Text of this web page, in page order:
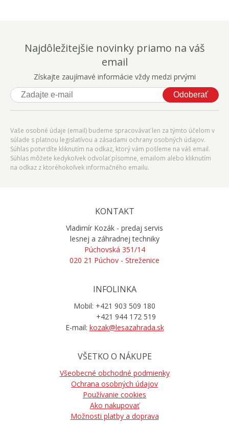
Najdôležitejšie novinky priamo na váš
email
Získajte zaujímavé informácie vždy medzi prvými
Odoberať
Vaše osobné údaje (email) budeme spracovávať len za týmto účelom v
súlade s platnou legislatívou a zásadami ochrany osobných údajov.
Súhlas potvrdíte kliknutím na odkaz, ktorý vám pošleme na váš email.
Súhlas môžete kedykoľvek odvolať písomne, emailom alebo kliknutím
na odkaz z ktoréhokoľvek informačného emailu.
KONTAKT
Vladimír Kozák - predaj servis
lesnej a záhradnej techniky
Púchovská 351/14
020 21 Púchov - Streženice
INFOLINKA
Mobil: +421 903 509 180
+421 944 172 519
E-mail: kozak@lesazahrada.sk
VŠETKO O NÁKUPE
Všeobecné obchodné podmienky
Ochrana osobných údajov
Používanie cookies
Ako nakupovať
Možnosti platby a doprava